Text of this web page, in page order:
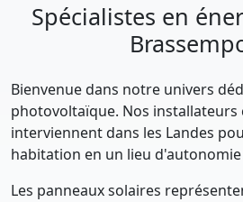
Spécialistes en
Bienvenue dans notre univers
photovoltaïque. Nos installateurs
interviennent dans les Landes
habitation en un lieu
Les panneaux solaires